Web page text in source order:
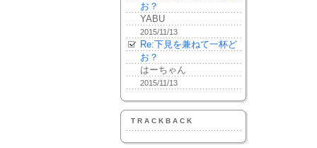
お？
YABU
2015/11/13
Re:下見を兼ねて一杯ど
お？
はーちゃん
2015/11/13
TRACKBACK